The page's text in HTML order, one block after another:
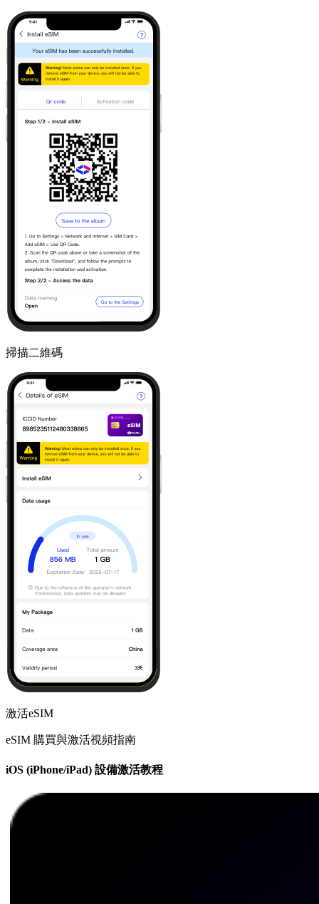
掃描二維碼
激活eSIM
eSIM 購買與激活視頻指南
iOS (iPhone/iPad) 設備激活教程